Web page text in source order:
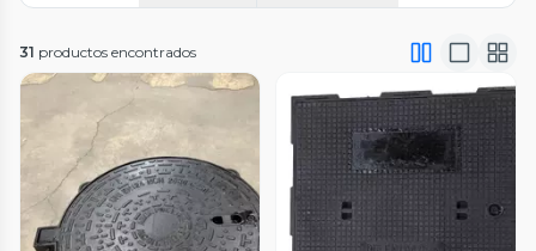
31 productos encontrados